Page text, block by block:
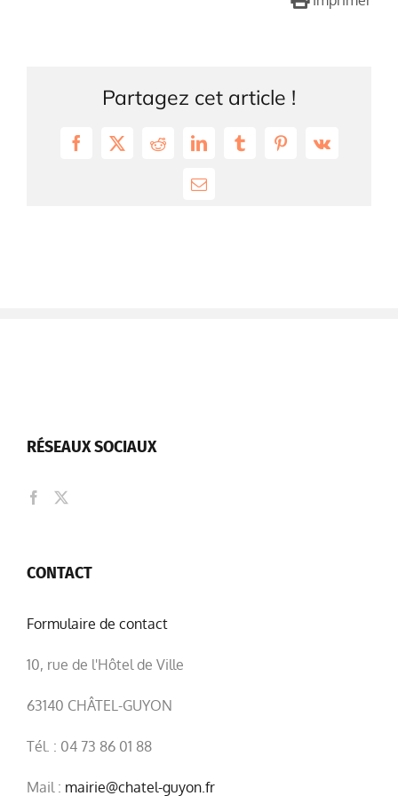
Partagez cet article !
Facebook
X RedditLinkedInTumblrPinterest
Vk
Email
RÉSEAUX SOCIAUX
CONTACT
Formulaire de contact
10, rue de l'Hôtel de Ville
63140 CHÂTEL-GUYON
Tél. : 04 73 86 01 88
Mail : mairie@chatel-guyon.fr